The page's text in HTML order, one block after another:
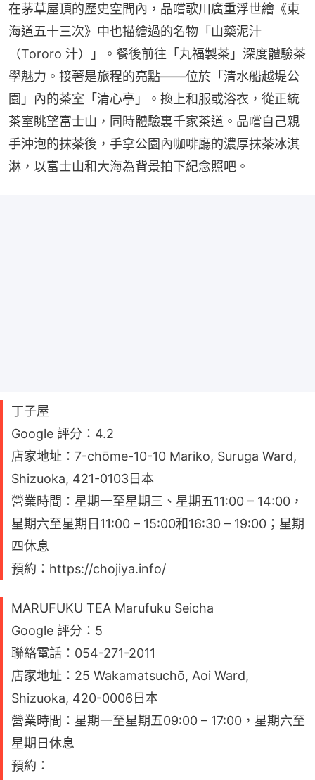
在茅草屋頂的歷史空間內，品嚐歌川廣重浮世繪《東
海道五十三次》中也描繪過的名物「山藥泥汁
（Tororo 汁）」。餐後前往「丸福製茶」深度體驗茶
學魅力。接著是旅程的亮點——位於「清水船越堤公
園」內的茶室「清心亭」。換上和服或浴衣，從正統
茶室眺望富士山，同時體驗裏千家茶道。品嚐自己親
手沖泡的抹茶後，手拿公園內咖啡廳的濃厚抹茶冰淇
淋，以富士山和大海為背景拍下紀念照吧。
丁子屋
Google 評分：4.2
店家地址：7-chōme-10-10 Mariko, Suruga Ward,
Shizuoka, 421-0103日本
營業時間：星期一至星期三、星期五11:00 – 14:00，
星期六至星期日11:00 – 15:00和16:30 – 19:00；星期
四休息
預約：https://chojiya.info/
MARUFUKU TEA Marufuku Seicha
Google 評分：5
聯絡電話：054-271-2011
店家地址：25 Wakamatsuchō, Aoi Ward,
Shizuoka, 420-0006日本
營業時間：星期一至星期五09:00 – 17:00，星期六至
星期日休息
預約：